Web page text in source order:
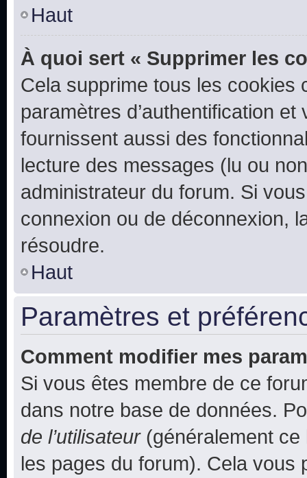
Haut
À quoi sert « Supprimer les
Cela supprime tous les cookies
paramètres d’authentification
fournissent aussi des
lecture des messages (lu ou
administrateur du forum. Si
connexion ou de déconnexion,
résoudre.
Haut
Paramètres et
Comment modifier mes
Si vous êtes membre de ce
dans notre base de données.
de l’utilisateur(généralement ce
les pages du forum). Cela vous